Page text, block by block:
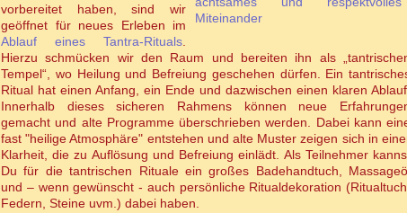
vorbereitet haben, sind wir
geöffnet für neues Erleben im
Ablauf eines Tantra-Rituals
Hierzu schmücken wir den Raum und bereiten ihn als
Tempel“, wo Heilung und Befreiung geschehen dürfen. Ein
Ritual hat einen Anfang, ein Ende und dazwischen einen klaren Ablauf.
Innerhalb dieses sicheren Rahmens können neue
gemacht und alte Programme überschrieben werden. Dabei kann
fast "heilige Atmosphäre" entstehen und alte Muster zeigen sich in
Klarheit, die zu Auflösung und Befreiung einlädt. Als Teilnehmer
Du für die tantrischen Rituale ein großes Badehandtuch,
und – wenn gewünscht - auch persönliche Ritualdekoration (Ritualtuch,
Federn, Steine uvm.) dabei haben.